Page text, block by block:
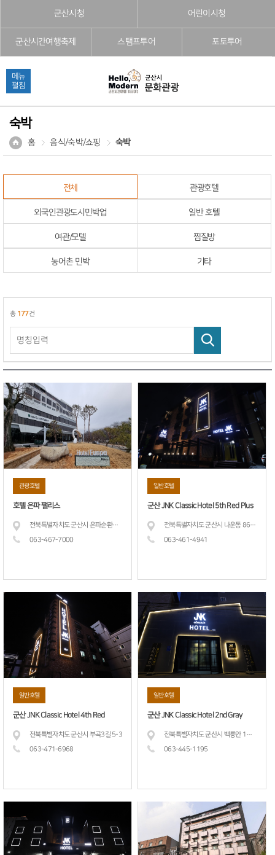
군산시청 어린이시청
군산시간여행축제 스탬프투어 포토투어
메뉴
펼침
숙박
홈 음식/숙박/쇼핑 숙박
전체 관광호텔
외국인관광도시민박업 일반 호텔
여관/모텔 찜질방
농어촌 민박 기타
총 177건
관광호텔
호텔 은파 팰리스
전북특별자치도 군산시 은파순환길 20 (나운동)
063-467-7000
일반호텔
군산 JNK Classic Hotel 5th Red Plus
전북특별자치도 군산시 나운동 860-8
063-461-4941
일반호텔
군산 JNK Classic Hotel 4th Red
전북특별자치도 군산시 부곡3길 5-3
063-471-6968
일반호텔
군산 JNK Classic Hotel 2nd Gray
전북특별자치도 군산시 백릉안 1길 20
063-445-1195